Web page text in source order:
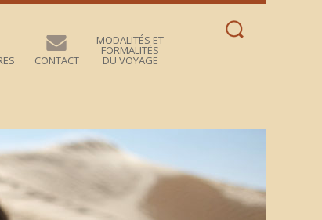
CONTACT
MODALITÉS ET
FORMALITÉS
DU VOYAGE
Rechercher :